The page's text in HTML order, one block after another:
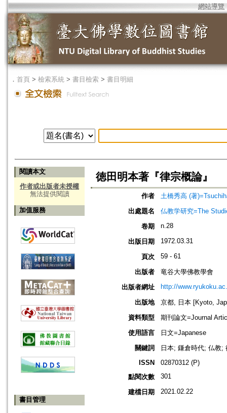
網站導覽
． 首頁 > 檢索系統 > 書目檢索 > 書目明細
閱讀本文
作者或出版者未授權
無法提供閱讀
加值服務
書目管理
徳田明本著『律宗概論』
作者
土橋秀高 (著
出處題名
仏教学研究=The
卷期
n.28
出版日期 1972.03.31
頁次 59 - 61
出版者
竜谷大學佛教學會
出版者網址
http://
出版地
京都, 日本 [Kyoto,
資料類型
期刊論文=Journal
使用語言
日文=Japanese
關鍵詞
日本; 鎌倉時代; 仏教;
ISSN
02870312 (P)
點閱次數
301
建檔日期 2021.02.22